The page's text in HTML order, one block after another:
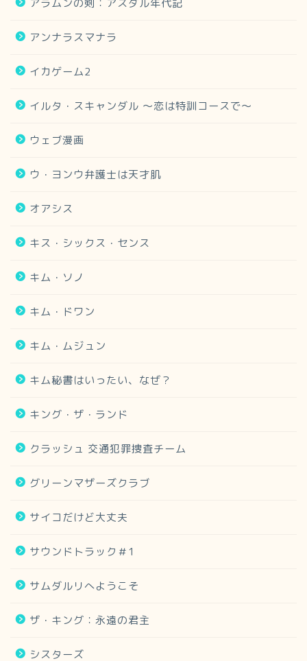
アラムンの剣：アスダル年代記
アンナラスマナラ
イカゲーム2
イルタ・スキャンダル 〜恋は特訓コースで〜
ウェブ漫画
ウ・ヨンウ弁護士は天才肌
オアシス
キス・シックス・センス
キム・ソノ
キム・ドワン
キム・ムジュン
キム秘書はいったい、なぜ？
キング・ザ・ランド
クラッシュ 交通犯罪捜査チーム
グリーンマザーズクラブ
サイコだけど大丈夫
サウンドトラック＃1
サムダルリへようこそ
ザ・キング：永遠の君主
シスターズ